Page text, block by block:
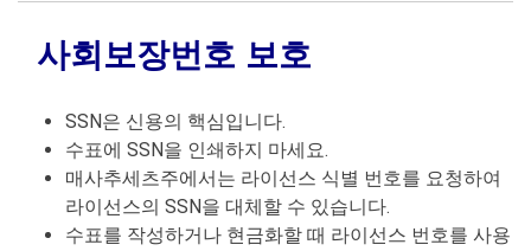
사회보장번호 보호
SSN은 신용의 핵심입니다.
수표에 SSN을 인쇄하지 마세요.
매사추세츠주에서는 라이선스 식별 번호를 요청하여
라이선스의 SSN을 대체할 수 있습니다.
수표를 작성하거나 현금화할 때 라이선스 번호를 사용